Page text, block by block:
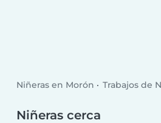
Niñeras en Morón Trabajos de
Niñeras cerca